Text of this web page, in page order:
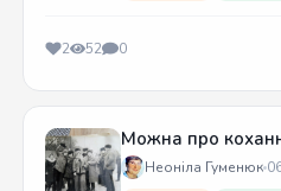
2 52 0
Можна про
Неоніла Гуменюк